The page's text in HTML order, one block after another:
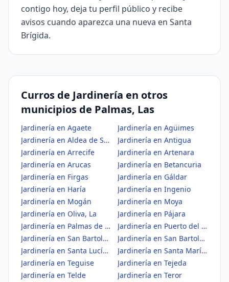
contigo hoy, deja tu perfil público y recibe
avisos cuando aparezca una nueva en Santa
Brígida.
Curros de Jardinería en otros
municipios de Palmas, Las
Jardinería en Agaete
Jardinería en Agüimes
Jardinería en Aldea de San Nicolás, La
Jardinería en Antigua
Jardinería en Arrecife
Jardinería en Artenara
Jardinería en Arucas
Jardinería en Betancuria
Jardinería en Firgas
Jardinería en Gáldar
Jardinería en Haría
Jardinería en Ingenio
Jardinería en Mogán
Jardinería en Moya
Jardinería en Oliva, La
Jardinería en Pájara
Jardinería en Palmas de Gran Canaria, Las
Jardinería en Puerto del Rosario
Jardinería en San Bartolomé
Jardinería en San Bartolomé de Tirajana
Jardinería en Santa Lucía de Tirajana
Jardinería en Santa María de Guía de Gran Canaria
Jardinería en Teguise
Jardinería en Tejeda
Jardinería en Telde
Jardinería en Teror